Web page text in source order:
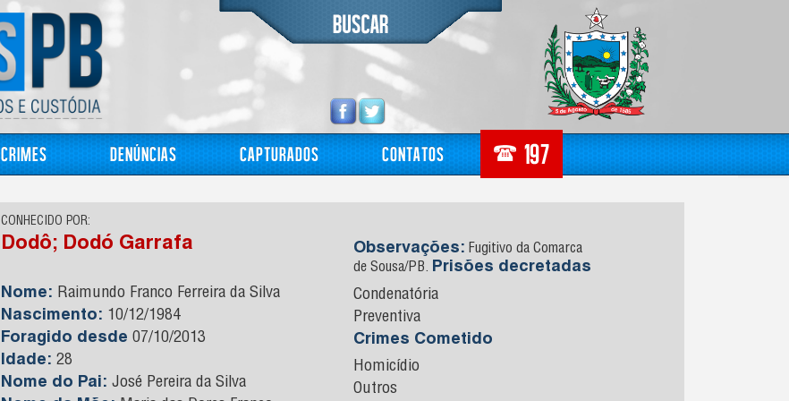
Crimes Denúncias Capturados Contatos
CONHECIDO POR:
Dodô; Dodó Garrafa
Nome: Raimundo Franco Ferreira da Silva
Nascimento: 10/12/1984
Foragido desde 07/10/2013
Idade: 28
Nome do Pai: José Pereira da Silva
Observações: Fugitivo da Comarca
de Sousa/PB. Prisões decretadas
Condenatória
Preventiva
Crimes Cometido
Homicídio
Outros